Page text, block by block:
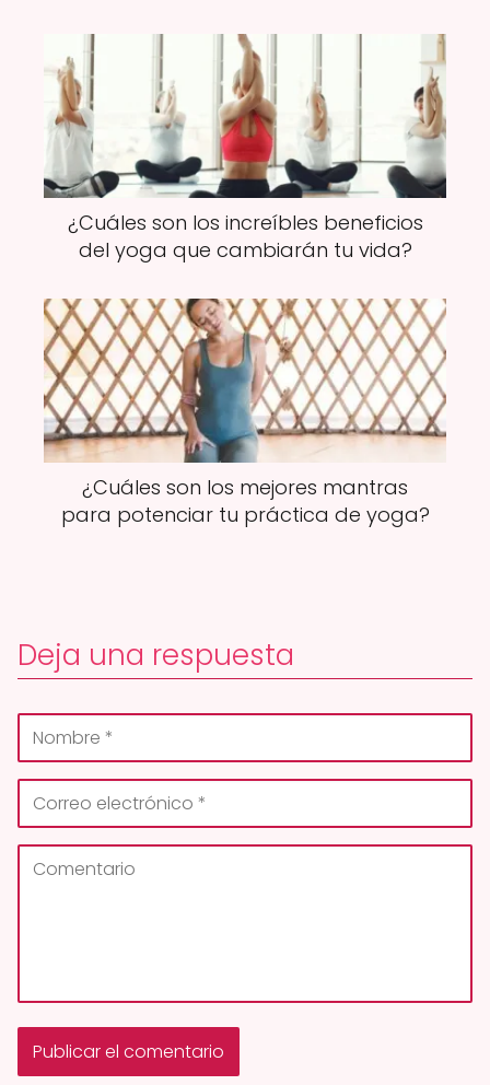
¿Cuáles son los increíbles beneficios
del yoga que cambiarán tu vida?
¿Cuáles son los mejores mantras
para potenciar tu práctica de yoga?
Deja una respuesta